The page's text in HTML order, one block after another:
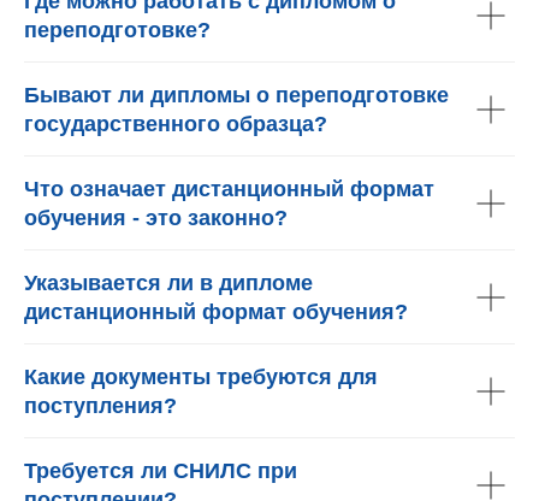
переподготовке?
Бывают ли дипломы о переподготовке
государственного образца?
Что означает дистанционный формат
обучения - это законно?
Указывается ли в дипломе
дистанционный формат обучения?
Какие документы требуются для
поступления?
Требуется ли СНИЛС при